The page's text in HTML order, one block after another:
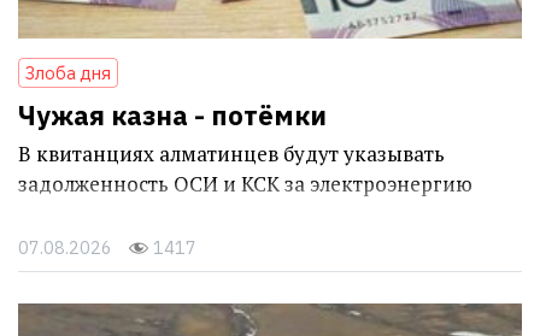
Злоба дня
Чужая казна - потёмки
В квитанциях алматинцев будут указывать
задолженность ОСИ и КСК за электроэнергию
07.08.2026 1417